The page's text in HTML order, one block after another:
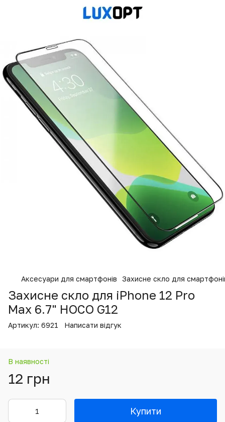
Аксесуари для смартфонів Захисне скло для
Захисне скло для iPhone 12 Pro
Max 6.7" HOCO G12
Артикул: 6921 Написати відгук
В наявності
12 грн
Купити